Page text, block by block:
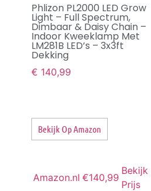
Phlizon PL2000 LED Grow
Light – Full Spectrum,
Dimbaar & Daisy Chain –
Indoor Kweeklamp Met
LM281B LED’s – 3x3ft
Dekking
€ 140,99
Bekijk Op Amazon
Amazon.nl €140,99
Bekijk
Prijs